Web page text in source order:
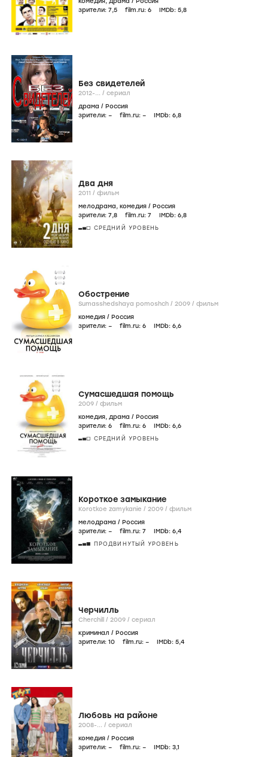
зрители: 7,5 film.ru: 6 IMDb: 5,8
Без свидетелей
2012-... / сериал
драма / Россия
зрители: – film.ru: – IMDb: 6,8
Два дня
2011 / фильм
мелодрама, комедия / Россия
зрители: 7,8 film.ru: 7 IMDb: 6,8
СРЕДНИЙ УРОВЕНЬ
Обострение
Sumasshedshaya pomoshch / 2009 / фильм
комедия / Россия
зрители: – film.ru: 6 IMDb: 6,6
Сумасшедшая помощь
2009 / фильм
комедия, драма / Россия
зрители: 6 film.ru: 6 IMDb: 6,6
СРЕДНИЙ УРОВЕНЬ
Короткое замыкание
Korotkoe zamykanie / 2009 / фильм
мелодрама / Россия
зрители: – film.ru: 7 IMDb: 6,4
ПРОДВИНУТЫЙ УРОВЕНЬ
Черчилль
Cherchill / 2009 / сериал
криминал / Россия
зрители: 10 film.ru: – IMDb: 5,4
Любовь на районе
2008-... / сериал
комедия / Россия
зрители: – film.ru: – IMDb: 3,1